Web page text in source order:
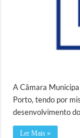
A Câmara
Porto, tendo por
desenvolvimento
Ler Mais »